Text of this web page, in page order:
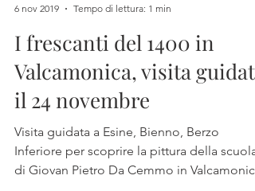
Daniela Rossi Saviore
Tempo di lettura: 1 min
I frescanti del 1400 in
Valcamonica, visita guidata
il 24 novembre